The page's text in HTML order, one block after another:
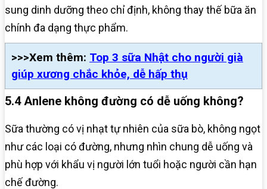
sung dinh dưỡng theo chỉ định, không thay thế bữa ăn
chính đa dạng thực phẩm.
>>>Xem thêm: Top 3 sữa Nhật cho người già
giúp xương chắc khỏe, dễ hấp thụ
5.4 Anlene không đường có dễ uống không?
Sữa thường có vị nhạt tự nhiên của sữa bò, không ngọt
như các loại có đường, nhưng nhìn chung dễ uống và
phù hợp với khẩu vị người lớn tuổi hoặc người cần hạn
chế đường.